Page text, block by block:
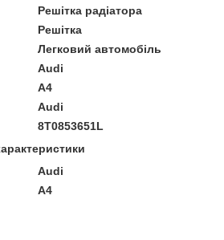
Решітка радіатора
Решітка
Легковий автомобіль
Audi
A4
Audi
8T0853651L
Audi
A4